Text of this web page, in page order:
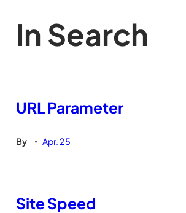
In Search
URL Parameter
By • Apr. 25
Site Speed